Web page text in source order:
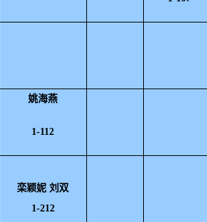
姚海燕
1-112
栾颖妮 刘双
1-212